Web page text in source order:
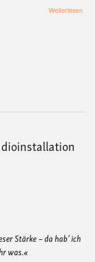
Weiterlesen
Stärke – da hab’ ich
was.«